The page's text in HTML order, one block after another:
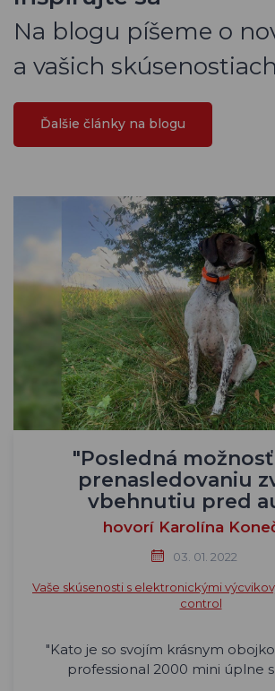
Na blogu píšeme o
a vašich skúsenostiach
Ďalšie články na blogu
"Posledná
prenasledovaniu
vbehnutiu pred
hovorí Karolína
03. 01. 2022
Vaše skúsenosti s elektronickými
control
"Kato je so svojím krásnym
professional 2000 mini úplne